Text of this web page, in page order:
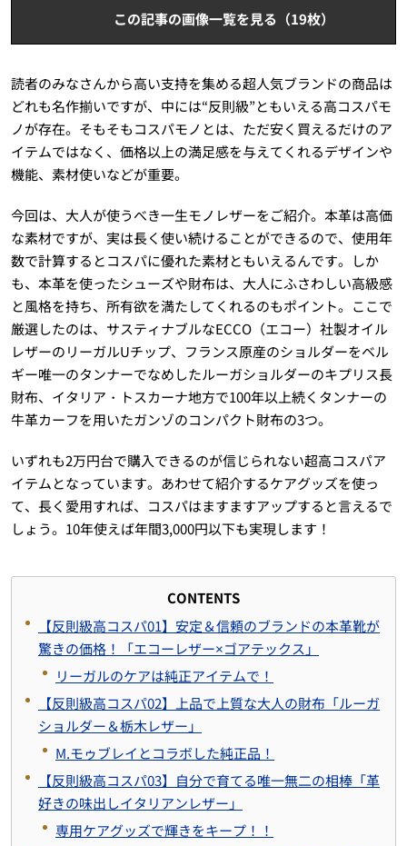
この記事の画像一覧を見る（19枚）
読者のみなさんから高い支持を集める超人気ブランドの商品は
どれも名作揃いですが、中には“反則級”ともいえる高コスパモ
ノが存在。そもそもコスパモノとは、ただ安く買えるだけのア
イテムではなく、価格以上の満足感を与えてくれるデザインや
機能、素材使いなどが重要。
今回は、大人が使うべき一生モノレザーをご紹介。本革は高価
な素材ですが、実は長く使い続けることができるので、使用年
数で計算するとコスパに優れた素材ともいえるんです。しか
も、本革を使ったシューズや財布は、大人にふさわしい高級感
と風格を持ち、所有欲を満たしてくれるのもポイント。ここで
厳選したのは、サスティナブルなECCO（エコー）社製オイル
レザーのリーガルUチップ、フランス原産のショルダーをベル
ギー唯一のタンナーでなめしたルーガショルダーのキプリス長
財布、イタリア・トスカーナ地方で100年以上続くタンナーの
牛革カーフを用いたガンゾのコンパクト財布の3つ。
いずれも2万円台で購入できるのが信じられない超高コスパア
イテムとなっています。あわせて紹介するケアグッズを使っ
て、長く愛用すれば、コスパはますますアップすると言えるで
しょう。10年使えば年間3,000円以下も実現します！
CONTENTS
【反則級高コスパ01】安定＆信頼のブランドの本革靴が
驚きの価格！「エコーレザー×ゴアテックス」
リーガルのケアは純正アイテムで！
【反則級高コスパ02】上品で上質な大人の財布「ルーガ
ショルダー＆栃木レザー」
M.モゥブレイとコラボした純正品！
【反則級高コスパ03】自分で育てる唯一無二の相棒「革
好きの味出しイタリアンレザー」
専用ケアグッズで輝きをキープ！！